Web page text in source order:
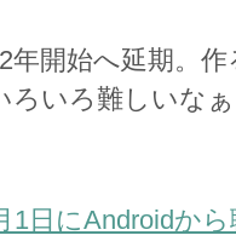
年開始へ延期。
ろいろ難しいな
1日にAndroidか